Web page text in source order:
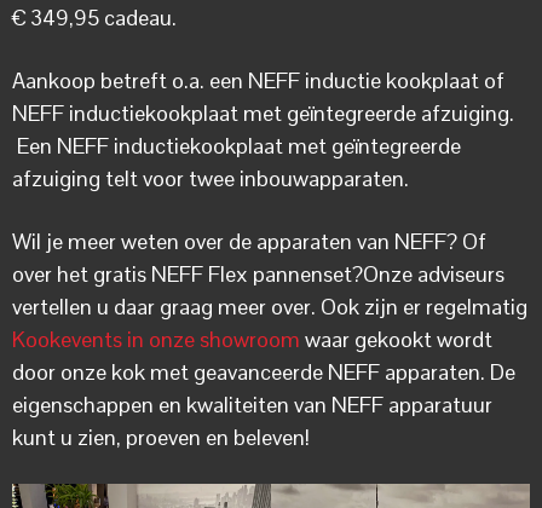
€ 349,95 cadeau.
Aankoop betreft o.a. een NEFF inductie kookplaat of
NEFF inductiekookplaat met geïntegreerde afzuiging.
Een NEFF inductiekookplaat met geïntegreerde
afzuiging telt voor twee inbouwapparaten.
Wil je meer weten over de apparaten van NEFF? Of
over het gratis NEFF Flex pannenset?Onze adviseurs
vertellen u daar graag meer over. Ook zijn er regelmatig
Kookevents in onze showroom waar gekookt wordt
door onze kok met geavanceerde NEFF apparaten. De
eigenschappen en kwaliteiten van NEFF apparatuur
kunt u zien, proeven en beleven!